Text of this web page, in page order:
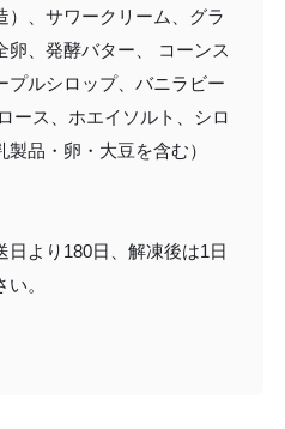
）、サワークリーム、グラ
卵、発酵バター、 コーンス
プルシロップ、バニラビー
ース、ホエイソルト、シロ
品・卵・大豆を含む）
より180日、解凍後は1日
。